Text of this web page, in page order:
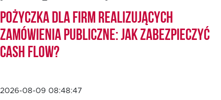
Pożyczka dla firm realizujących
zamówienia publiczne: jak zabezpieczyć
cash flow?
2026-08-09 08:48:47